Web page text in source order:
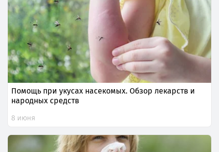
Помощь при укусах насекомых. Обзор лекарств и
народных средств
8 июня